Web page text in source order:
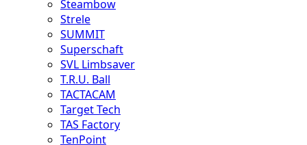
Steambow
Strele
SUMMIT
Superschaft
SVL Limbsaver
T.R.U. Ball
TACTACAM
Target Tech
TAS Factory
TenPoint